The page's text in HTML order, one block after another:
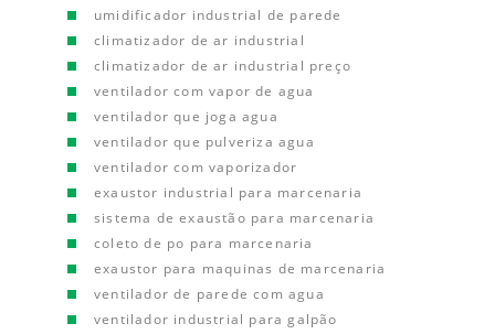
umidificador industrial de parede
climatizador de ar industrial
climatizador de ar industrial preço
ventilador com vapor de agua
ventilador que joga agua
ventilador que pulveriza agua
ventilador com vaporizador
exaustor industrial para marcenaria
sistema de exaustão para marcenaria
coleto de po para marcenaria
exaustor para maquinas de marcenaria
ventilador de parede com agua
ventilador industrial para galpão